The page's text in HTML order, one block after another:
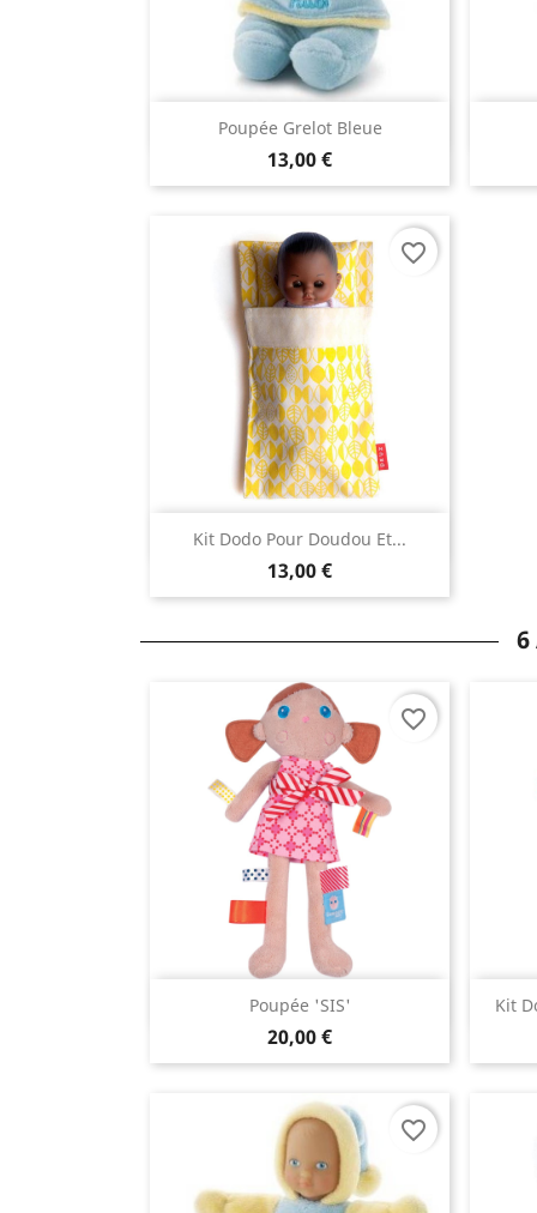
Poupée Grelot Bleue
13,00 €
Aperçu rapide
Kit Dodo Pour Doudou Et...
13,00 €
Aperçu rapide
favorite_border
6
Poupée 'SIS'
20,00 €
Aperçu rapide
favorite_border
Kit
favorite_border